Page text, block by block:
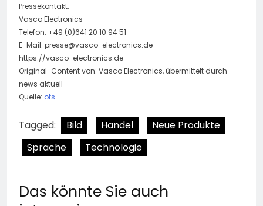
Pressekontakt:
Vasco Electronics
Telefon: +49 (0)641 20 10 94 51
E-Mail: presse@vasco-electronics.de
https://vasco-electronics.de
Original-Content von: Vasco Electronics, übermittelt durch
news aktuell
Quelle: ots
Tagged: Bild Handel
Neue Produkte
Sprache
Technologie
Das könnte Sie auch